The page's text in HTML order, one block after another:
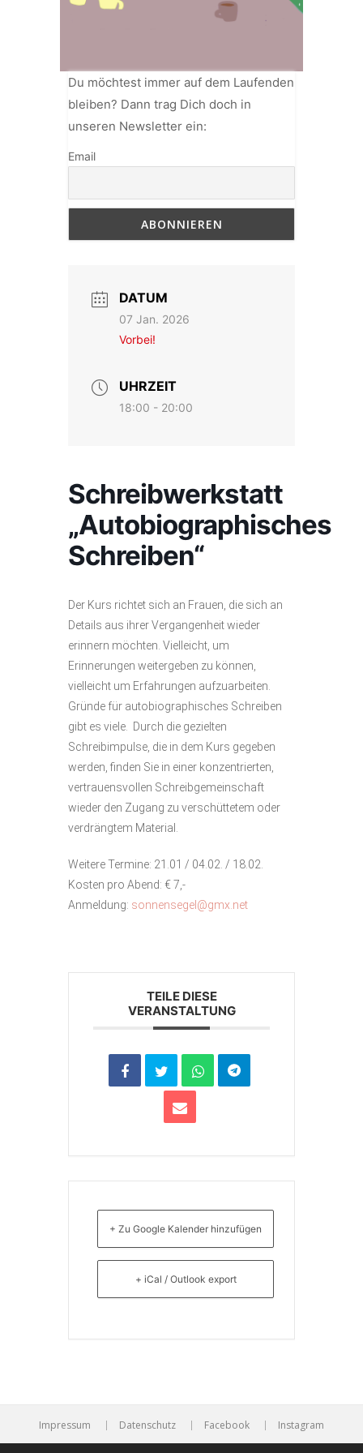
Du möchtest immer auf dem Laufenden
bleiben? Dann trag Dich doch in
unseren Newsletter ein:
Email
DATUM
07 Jan. 2026
Vorbei!
UHRZEIT
18:00 - 20:00
Schreibwerkstatt
„Autobiographisches
Schreiben“
Der Kurs richtet sich an Frauen, die sich an
Details aus ihrer Vergangenheit wieder
erinnern möchten. Vielleicht, um
Erinnerungen weitergeben zu können,
vielleicht um Erfahrungen aufzuarbeiten.
Gründe für autobiographisches Schreiben
gibt es viele. Durch die gezielten
Schreibimpulse, die in dem Kurs gegeben
werden, finden Sie in einer konzentrierten,
vertrauensvollen Schreibgemeinschaft
wieder den Zugang zu verschüttetem oder
verdrängtem Material.
Weitere Termine: 21.01 / 04.02. / 18.02.
Kosten pro Abend: € 7,-
Anmeldung: sonnensegel@gmx.net
TEILE DIESE
VERANSTALTUNG
+ Zu Google Kalender hinzufügen
+ iCal / Outlook export
Impressum Datenschutz Facebook Instagram